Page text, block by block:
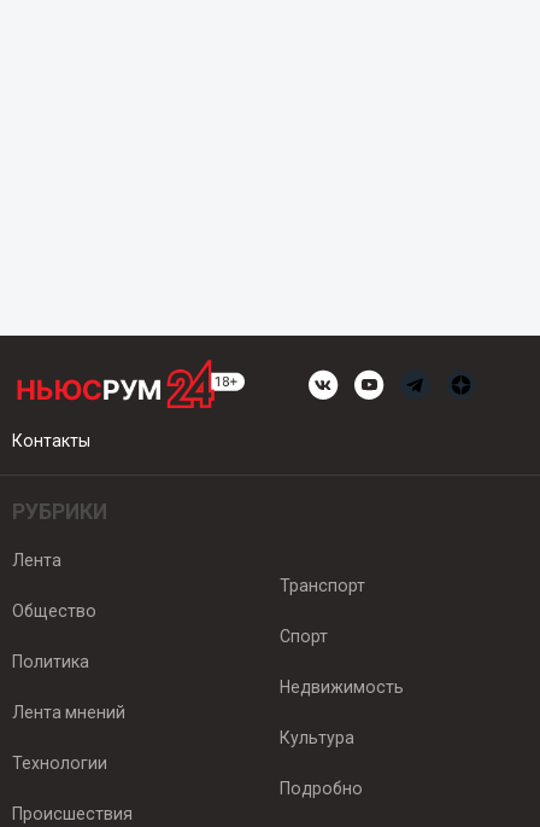
Контакты
РУБРИКИ
Лента
Общество
Политика
Лента мнений
Технологии
Происшествия
Транспорт
Спорт
Недвижимость
Культура
Подробно